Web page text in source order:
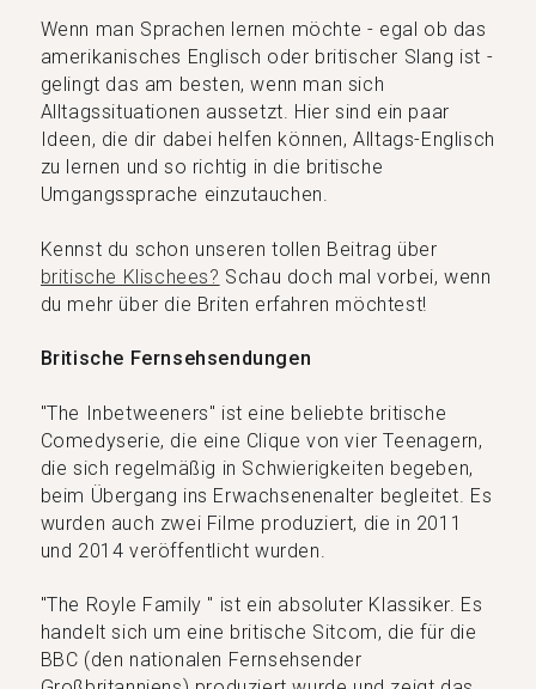
Wenn man Sprachen lernen möchte - egal ob das
amerikanisches Englisch oder britischer Slang ist -
gelingt das am besten, wenn man sich
Alltagssituationen aussetzt. Hier sind ein paar
Ideen, die dir dabei helfen können, Alltags-Englisch
zu lernen und so richtig in die britische
Umgangssprache einzutauchen.
Kennst du schon unseren tollen Beitrag über
britische Klischees? Schau doch mal vorbei, wenn
du mehr über die Briten erfahren möchtest!
Britische Fernsehsendungen
"The Inbetweeners" ist eine beliebte britische
Comedyserie, die eine Clique von vier Teenagern,
die sich regelmäßig in Schwierigkeiten begeben,
beim Übergang ins Erwachsenenalter begleitet. Es
wurden auch zwei Filme produziert, die in 2011
und 2014 veröffentlicht wurden.
"The Royle Family " ist ein absoluter Klassiker. Es
handelt sich um eine britische Sitcom, die für die
BBC (den nationalen Fernsehsender